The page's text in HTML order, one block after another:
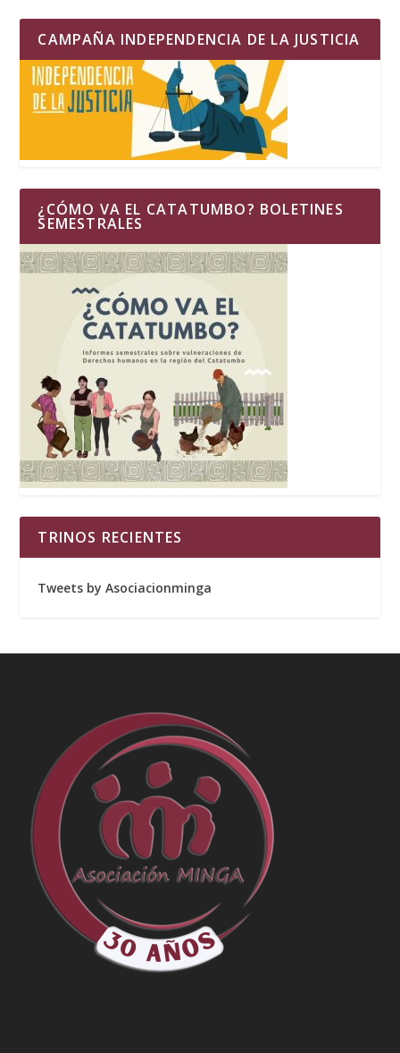
CAMPAÑA INDEPENDENCIA DE LA JUSTICIA
¿CÓMO VA EL CATATUMBO? BOLETINES
SEMESTRALES
TRINOS RECIENTES
Tweets by Asociacionminga